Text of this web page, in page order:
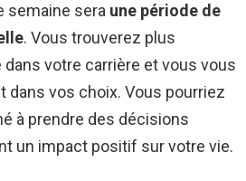
semaine sera une période de
. Vous trouverez plus
votre carrière et vous vous
dans vos choix. Vous pourriez
à prendre des décisions
un impact positif sur votre vie.